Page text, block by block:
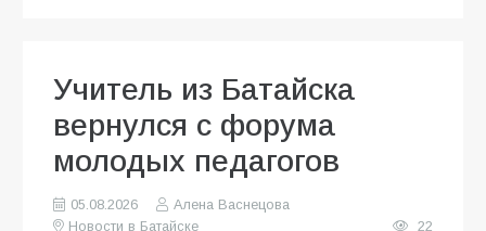
Учитель из Батайска
вернулся с форума
молодых педагогов
05.08.2026
Алена Васнецова
Новости в Батайске
22